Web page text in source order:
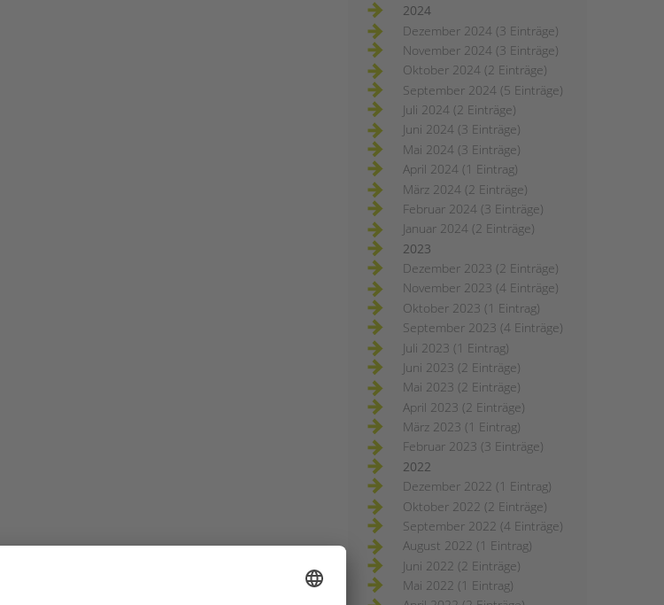
2024
Dezember 2024 (3 Einträge)
November 2024 (3 Einträge)
Oktober 2024 (2 Einträge)
September 2024 (5 Einträge)
Juli 2024 (2 Einträge)
Juni 2024 (3 Einträge)
Mai 2024 (3 Einträge)
April 2024 (1 Eintrag)
März 2024 (2 Einträge)
Februar 2024 (3 Einträge)
Januar 2024 (2 Einträge)
2023
Dezember 2023 (2 Einträge)
November 2023 (4 Einträge)
Oktober 2023 (1 Eintrag)
September 2023 (4 Einträge)
Juli 2023 (1 Eintrag)
Juni 2023 (2 Einträge)
Mai 2023 (2 Einträge)
April 2023 (2 Einträge)
März 2023 (1 Eintrag)
Februar 2023 (3 Einträge)
2022
Dezember 2022 (1 Eintrag)
Oktober 2022 (2 Einträge)
September 2022 (4 Einträge)
August 2022 (1 Eintrag)
Juni 2022 (2 Einträge)
Mai 2022 (1 Eintrag)